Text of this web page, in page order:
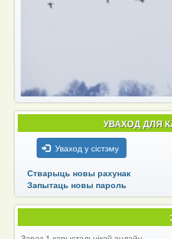
УВАХОД ДЛЯ
Уваход у сістэму
Стварыць новы рахунак
Запытаць новы пароль